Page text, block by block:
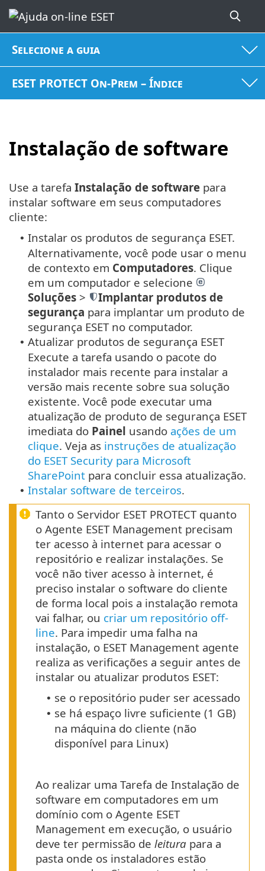
Selecione a guia
ESET PROTECT On-Prem – Índice
Instalação de software
Use a tarefa Instalação de software para
instalar software em seus computadores
cliente:
• Instalar os produtos de segurança ESET.
Alternativamente, você pode usar o menu
de contexto em Computadores. Clique
em um computador e selecione
Soluções >
Implantar produtos de
segurança para implantar um produto de
segurança ESET no computador.
• Atualizar produtos de segurança ESET
Execute a tarefa usando o pacote do
instalador mais recente para instalar a
versão mais recente sobre sua solução
existente. Você pode executar uma
atualização de produto de segurança ESET
imediata do Painel usando ações de um
clique. Veja as instruções de atualização
do ESET Security para Microsoft
SharePoint para concluir essa atualização.
• Instalar software de terceiros.
Tanto o Servidor ESET PROTECT quanto
o Agente ESET Management precisam
ter acesso à internet para acessar o
repositório e realizar instalações. Se
você não tiver acesso à internet, é
preciso instalar o software do cliente
de forma local pois a instalação remota
vai falhar, ou criar um repositório off-
line. Para impedir uma falha na
instalação, o ESET Management agente
realiza as verificações a seguir antes de
instalar ou atualizar produtos ESET:
• se o repositório puder ser acessado
• se há espaço livre suficiente (1 GB)
na máquina do cliente (não
disponível para Linux)
Ao realizar uma Tarefa de Instalação de
software em computadores em um
domínio com o Agente ESET
Management em execução, o usuário
deve ter permissão de leitura para a
pasta onde os instaladores estão